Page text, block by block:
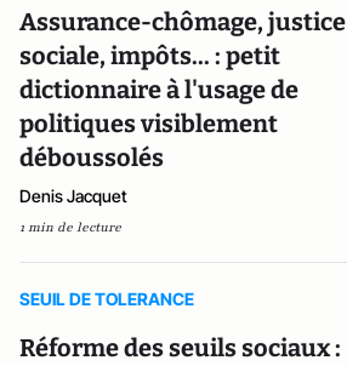
Assurance-chômage, justice
sociale, impôts... : petit
dictionnaire à l'usage de
politiques visiblement
déboussolés
Denis Jacquet
1 min de lecture
SEUIL DE TOLERANCE
Réforme des seuils sociaux :